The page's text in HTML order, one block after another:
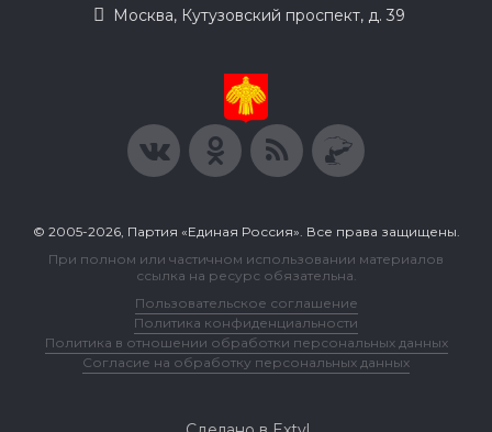
Москва, Кутузовский проспект, д. 39
© 2005-2026, Партия «Единая Россия». Все права защищены.
При полном или частичном использовании материалов
ссылка на ресурс обязательна.
Пользовательское соглашение
Политика конфиденциальности
Политика в отношении обработки персональных данных
Согласие на обработку персональных данных